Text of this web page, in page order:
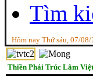
Tìm
Hôm nay Thứ sáu, 07/
Thiền Phái Trúc Lâm